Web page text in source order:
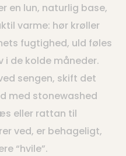
en lun, naturlig base,
varme: hør krøller
fugtighed, uld føles
de kolde måneder.
sengen, skift det
med stonewashed
eller rattan til
ved, er behageligt,
“hvile”.